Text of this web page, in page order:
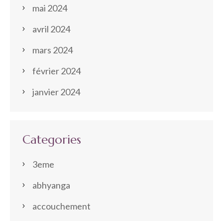
mai 2024
avril 2024
mars 2024
février 2024
janvier 2024
Categories
3eme
abhyanga
accouchement